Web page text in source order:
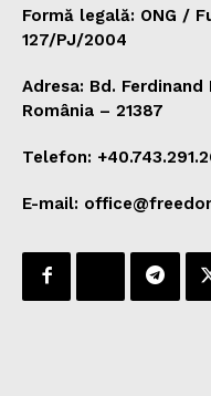
Formă legală: ONG /
127/PJ/2004
Adresa: Bd.
România – 21387
Telefon:
E-mail: